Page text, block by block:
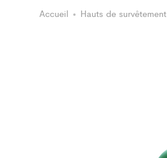
Accueil Hauts de survêtement